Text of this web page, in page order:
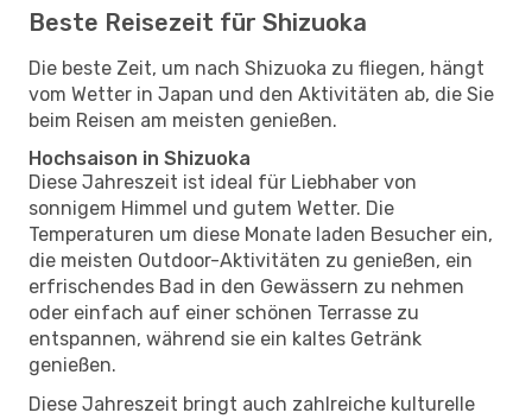
Beste Reisezeit für Shizuoka
Die beste Zeit, um nach Shizuoka zu fliegen, hängt
vom Wetter in Japan und den Aktivitäten ab, die Sie
beim Reisen am meisten genießen.
Hochsaison in Shizuoka
Diese Jahreszeit ist ideal für Liebhaber von
sonnigem Himmel und gutem Wetter. Die
Temperaturen um diese Monate laden Besucher ein,
die meisten Outdoor-Aktivitäten zu genießen, ein
erfrischendes Bad in den Gewässern zu nehmen
oder einfach auf einer schönen Terrasse zu
entspannen, während sie ein kaltes Getränk
genießen.
Diese Jahreszeit bringt auch zahlreiche kulturelle